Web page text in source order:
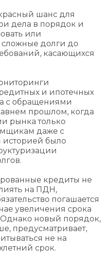
шанс для
дела в порядок и
или
сложные долги до
касающихся
и ипотечных
с обращениями
прошлом, когда
рынка только
даже с
историей было
кредиты не
на ПДН,
погашается
увеличения срока
новый порядок,
предусматривает,
не на
срок.